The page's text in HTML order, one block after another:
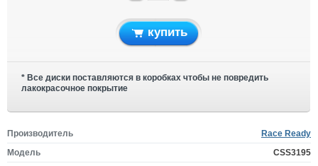
купить
* Все диски поставляются в коробках чтобы не повредить
лакокрасочное покрытие
Производитель
Race Ready
Модель
CSS3195